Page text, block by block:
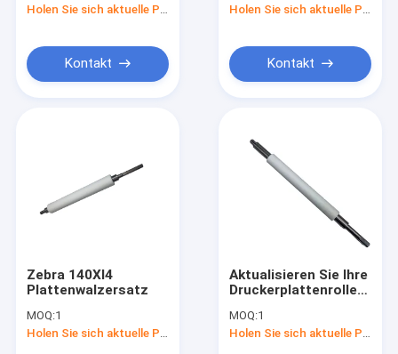
Holen Sie sich aktuelle Preis
Kontakt
Holen Sie sich aktuelle Preis
Kontakt
Zebra 140XI4
Plattenwalzersatz
MOQ:1
Aktualisieren Sie Ihre
Druckerplattenrolle
Zubehör enthalten
MOQ:1